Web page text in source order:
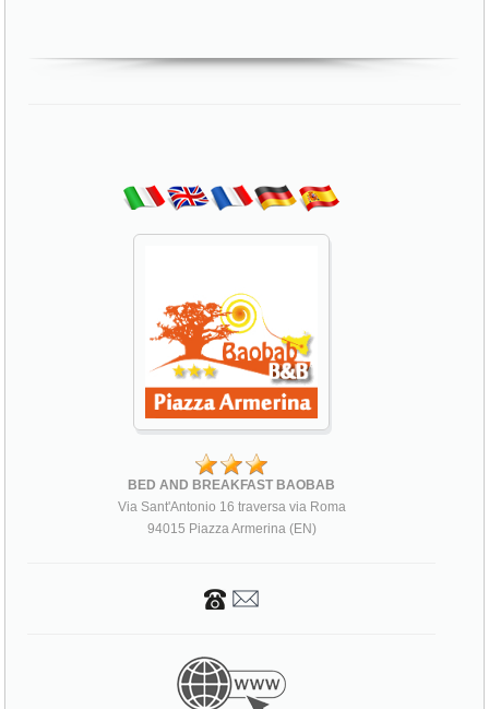
BED AND BREAKFAST BAOBAB
Via Sant'Antonio 16 traversa via Roma
94015 Piazza Armerina (EN)